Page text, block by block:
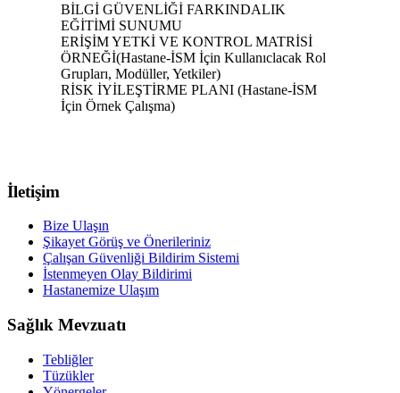
BİLGİ GÜVENLİĞİ FARKINDALIK
EĞİTİMİ SUNUMU
ERİŞİM YETKİ VE KONTROL MATRİSİ
ÖRNEĞİ(Hastane-İSM İçin Kullanıclacak Rol
Grupları, Modüller, Yetkiler)
RİSK İYİLEŞTİRME PLANI (Hastane-İSM
İçin Örnek Çalışma)
İletişim
Bize Ulaşın
Şikayet Görüş ve Önerileriniz
Çalışan Güvenliği Bildirim Sistemi
İstenmeyen Olay Bildirimi
Hastanemize Ulaşım
Sağlık Mevzuatı
Tebliğler
Tüzükler